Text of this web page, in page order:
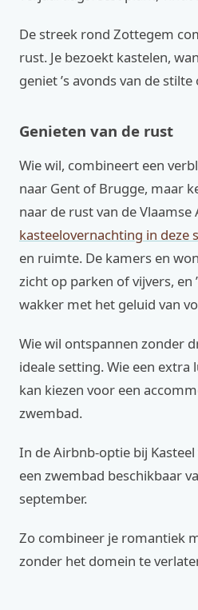
De streek rond Zottegem
rust. Je bezoekt kastelen,
geniet ’s avonds van de
Genieten van de rust
Wie wil, combineert een
naar Gent of Brugge, maar
naar de rust van de Vlaamse
kasteelovernachting in deze
en ruimte. De kamers en
zicht op parken of vijvers, en
wakker met het geluid van
Wie wil ontspannen zonder
ideale setting. Wie een extra
kan kiezen voor een
zwembad.
In de Airbnb‑optie bij
een zwembad beschikbaar
september.
Zo combineer je romantiek
zonder het domein te